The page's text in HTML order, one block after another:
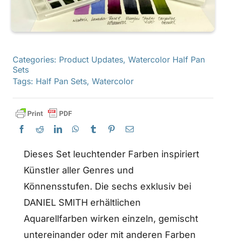
Ressourcen
Kontaktieren Sie uns
Abonnieren
Categories: Product Updates, Watercolor Half Pan
Sets
Tags: Half Pan Sets, Watercolor
Dieses Set leuchtender Farben inspiriert
Künstler aller Genres und
Könnensstufen. Die sechs exklusiv bei
DANIEL SMITH erhältlichen
Aquarellfarben wirken einzeln, gemischt
untereinander oder mit anderen Farben